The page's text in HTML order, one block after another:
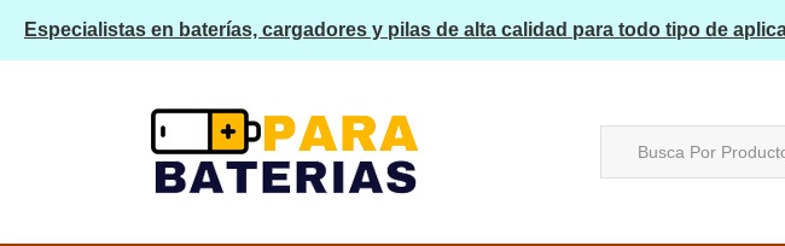
Especialistas en baterías, cargadores y pilas de alta calidad para todo tipo de